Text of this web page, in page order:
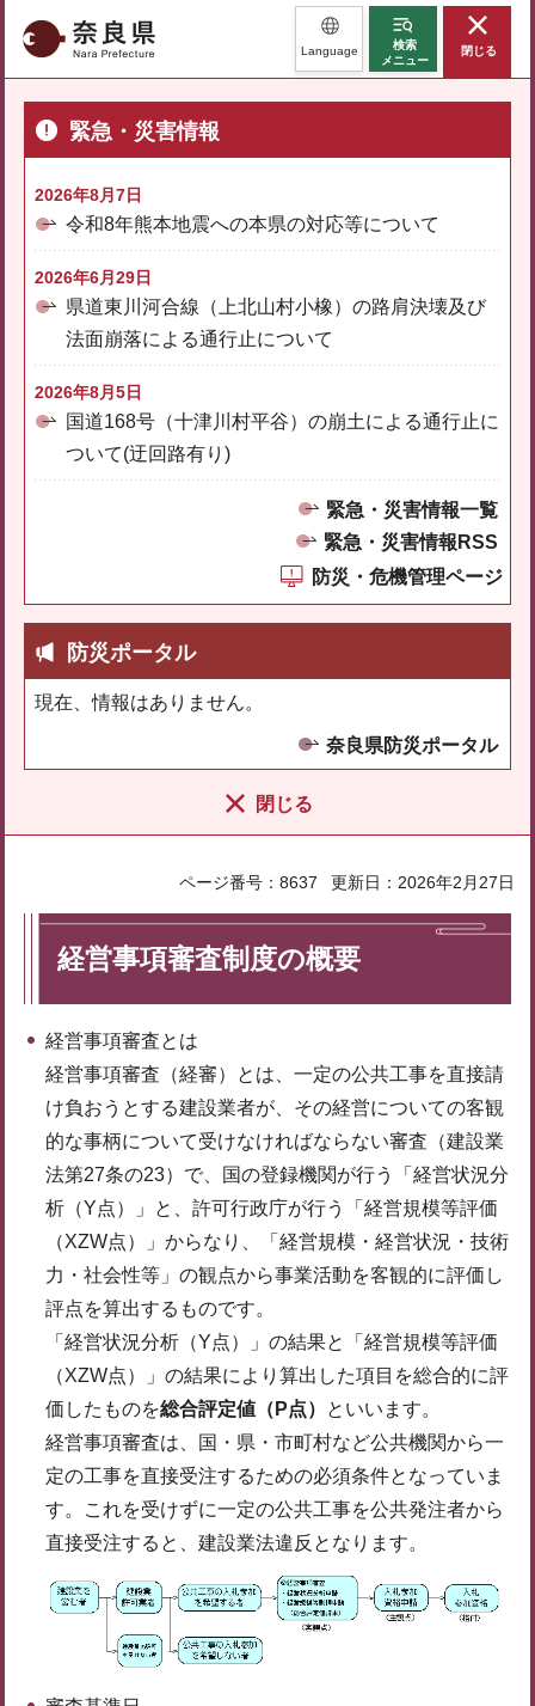
奈良県 Language
検索
メニュー
閉じる
緊急・災害情報
2026年8月7日
令和8年熊本地震への本県の対応等について
2026年6月29日
県道東川河合線（上北山村小橡）の路肩決壊及び
法面崩落による通行止について
2026年8月5日
国道168号（十津川村平谷）の崩土による通行止に
ついて(迂回路有り)
緊急・災害情報一覧
緊急・災害情報RSS
防災・危機管理ページ
防災ポータル
現在、情報はありません。
奈良県防災ポータル
閉じる
ページ番号：8637 更新日：2026年2月27日
経営事項審査制度の概要
経営事項審査とは
経営事項審査（経審）とは、一定の公共工事を直接請
け負おうとする建設業者が、その経営についての客観
的な事柄について受けなければならない審査（建設業
法第27条の23）で、国の登録機関が行う「経営状況分
析（Y点）」と、許可行政庁が行う「経営規模等評価
（XZW点）」からなり、「経営規模・経営状況・技術
力・社会性等」の観点から事業活動を客観的に評価し
評点を算出するものです。
「経営状況分析（Y点）」の結果と「経営規模等評価
（XZW点）」の結果により算出した項目を総合的に評
価したものを総合評定値（P点）
といいます。
経営事項審査は、国・県・市町村など公共機関から一
定の工事を直接受注するための必須条件となっていま
す。これを受けずに一定の公共工事を公共発注者から
直接受注すると、建設業法違反となります。